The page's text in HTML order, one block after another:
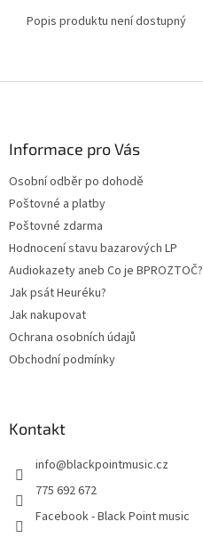
Popis produktu není dostupný
Informace pro Vás
Osobní odběr po dohodě
Poštovné a platby
Poštovné zdarma
Hodnocení stavu bazarových LP
Audiokazety aneb Co je BPROZTOČ?
Jak psát Heuréku?
Jak nakupovat
Ochrana osobních údajů
Obchodní podmínky
Kontakt
info@blackpointmusic.cz
775 692 672
Facebook - Black Point music